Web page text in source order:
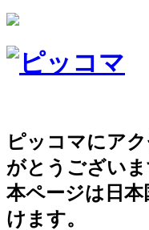
ピッコマにア
がとうございま
本ページは日
けます。